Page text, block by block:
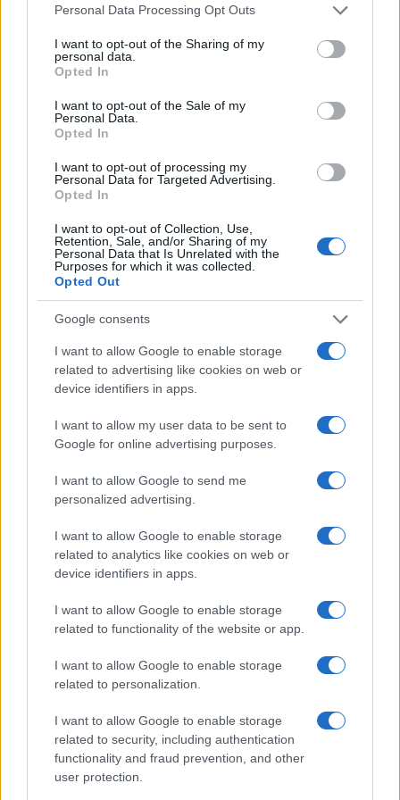
Please note that this website/app uses one or more Google
not limited to your visit or usage behaviour. You may click to
grant or deny consent to Google and its third-party tags to
use your data for below specified purposes in below Google
consent section.
Personal Data Processing Opt Outs
I want to opt-out of the Sharing of my
personal data.
Opted In
I want to opt-out of the Sale of my
Personal Data.
Opted In
I want to opt-out of processing my
Personal Data for Targeted Advertising.
Opted In
I want to opt-out of Collection, Use,
Retention, Sale, and/or Sharing of my
Personal Data that Is Unrelated with the
Purposes for which it was collected.
Opted Out
Google consents
I want to allow Google to enable storage
related to advertising like cookies on web or
device identifiers in apps.
I want to allow my user data to be sent to
Google for online advertising purposes.
I want to allow Google to send me
personalized advertising.
I want to allow Google to enable storage
related to analytics like cookies on web or
device identifiers in apps.
I want to allow Google to enable storage
related to functionality of the website or app.
I want to allow Google to enable storage
related to personalization.
I want to allow Google to enable storage
related to security, including authentication
functionality and fraud prevention, and other
user protection.
coordina le pagine di competizioni e
sul campo e conserva il biglietto di quella
partita come prova della svolta.
Continua a leggere
ALTRI SPORT